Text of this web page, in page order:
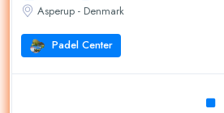
Asperup - Denmark
Padel Center